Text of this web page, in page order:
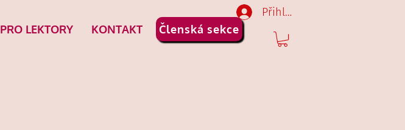
PRO LEKTORY KONTAKT Členská sekce
Přihlásit se